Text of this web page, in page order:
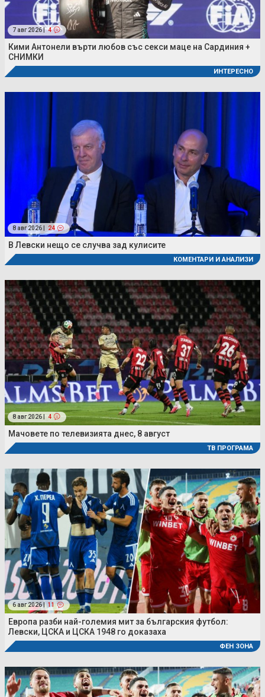
7 авг 2026 | 4
Кими Антонели върти любов със секси маце на Сардиния +
СНИМКИ
ИНТЕРЕСНО
8 авг 2026 | 24
В Левски нещо се случва зад кулисите
КОМЕНТАРИ И АНАЛИЗИ
8 авг 2026 | 4
Мачовете по телевизията днес, 8 август
ТВ ПРОГРАМА
6 авг 2026 | 11
Европа разби най-големия мит за българския футбол:
Левски, ЦСКА и ЦСКА 1948 го доказаха
ФЕН ЗОНА